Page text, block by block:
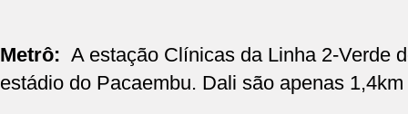
Metrô: A estação Clínicas da Linha 2-Verde
estádio do Pacaembu. Dali são apenas